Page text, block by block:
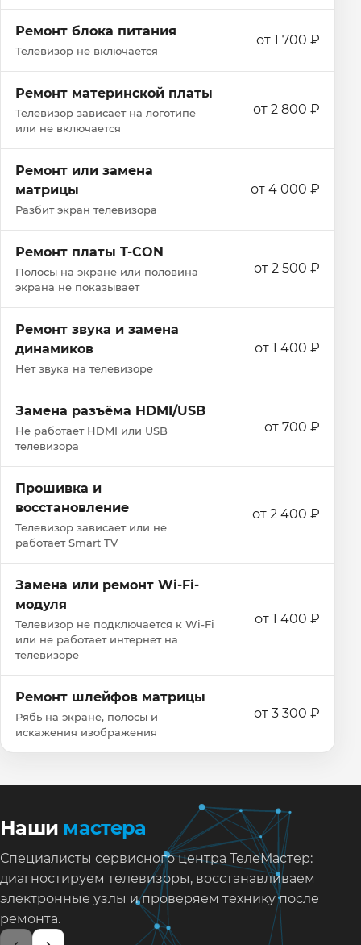
Ремонт блока питания
Телевизор не включается
от 1 700 ₽
Ремонт материнской платы
Телевизор зависает на логотипе
или не включается
от 2 800 ₽
Ремонт или замена
матрицы
Разбит экран телевизора
от 4 000 ₽
Ремонт платы T-CON
Полосы на экране или половина
экрана не показывает
от 2 500 ₽
Ремонт звука и замена
динамиков
Нет звука на телевизоре
от 1 400 ₽
Замена разъёма HDMI/USB
Не работает HDMI или USB
телевизора
от 700 ₽
Прошивка и
восстановление
Телевизор зависает или не
работает Smart TV
от 2 400 ₽
Замена или ремонт Wi‑Fi-
модуля
Телевизор не подключается к Wi‑Fi
или не работает интернет на
телевизоре
от 1 400 ₽
Ремонт шлейфов матрицы
Рябь на экране, полосы и
искажения изображения
от 3 300 ₽
Наши мастера
Специалисты сервисного центра ТелеМастер:
диагностируем телевизоры, восстанавливаем
электронные узлы и проверяем технику после
ремонта.